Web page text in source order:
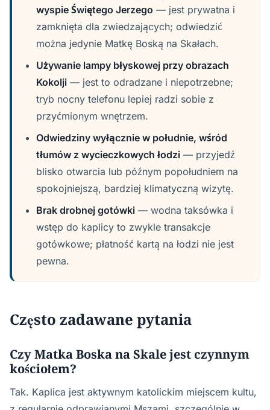
wyspie Świętego Jerzego — jest prywatna i
zamknięta dla zwiedzających; odwiedzić
można jedynie Matkę Boską na Skałach.
Używanie lampy błyskowej przy obrazach
Kokolji — jest to odradzane i niepotrzebne;
tryb nocny telefonu lepiej radzi sobie z
przyćmionym wnętrzem.
Odwiedziny wyłącznie w południe, wśród
tłumów z wycieczkowych łodzi — przyjedź
blisko otwarcia lub późnym popołudniem na
spokojniejszą, bardziej klimatyczną wizytę.
Brak drobnej gotówki — wodna taksówka i
wstęp do kaplicy to zwykle transakcje
gotówkowe; płatność kartą na łodzi nie jest
pewna.
Często zadawane pytania
Czy Matka Boska na Skale jest czynnym
kościołem?
Tak. Kaplica jest aktywnym katolickim miejscem kultu,